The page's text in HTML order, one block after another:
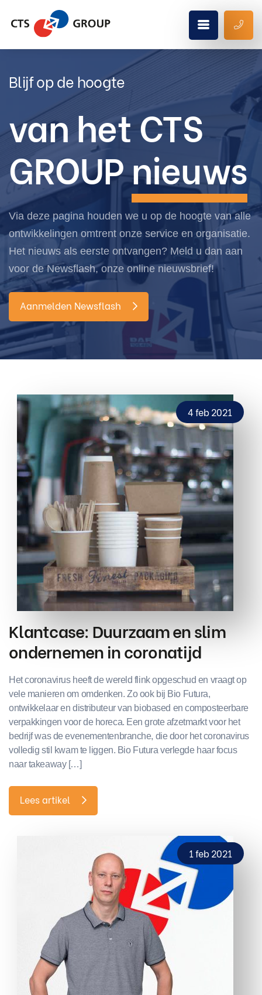
Blijf op de hoogte
van het CTS
GROUPnieuws
Via deze pagina houden we u op de hoogte van alle
ontwikkelingen omtrent onze service en organisatie.
Het nieuws als eerste ontvangen? Meld u dan aan
voor de Newsflash, onze online nieuwsbrief!
Aanmelden Newsflash
4 feb 2021
Klantcase: Duurzaam en slim
ondernemen in coronatijd
Het coronavirus heeft de wereld flink opgeschud en vraagt op
vele manieren om omdenken. Zo ook bij Bio Futura,
ontwikkelaar en distributeur van biobased en composteerbare
verpakkingen voor de horeca. Een grote afzetmarkt voor het
bedrijf was de evenementenbranche, die door het coronavirus
volledig stil kwam te liggen. Bio Futura verlegde haar focus
naar takeaway […]
Lees artikel
1 feb 2021